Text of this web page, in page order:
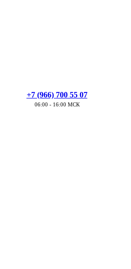
+7 (966) 700 55 07
06:00 - 16:00 МСК